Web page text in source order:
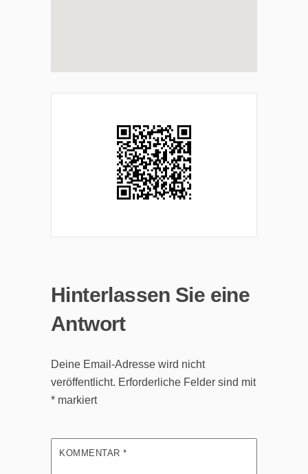
Hinterlassen Sie eine
Antwort
Deine Email-Adresse wird nicht
veröffentlicht. Erforderliche Felder sind mit
* markiert
KOMMENTAR*